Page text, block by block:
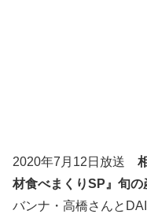
2020年7月12日放送
材食べまくりSP』旬の
バンナ・高橋さんと